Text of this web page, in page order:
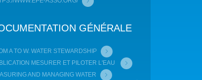
TOUS LES ÉVÉNEMENTS
GÉNÉRALE
A TO W. WATER STEWARDSHIP
MESURER ET PILOTER L'EAU
AND MANAGING WATER